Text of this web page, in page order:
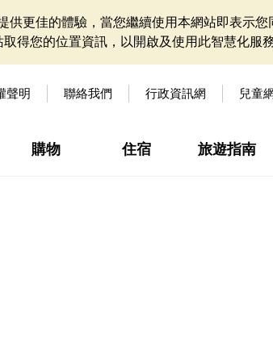
更佳的體驗，當您繼續使用本網站即表示您
得您的位置資訊，以開啟及使用此智慧化服務
聲明 聯絡我們 行政資訊網 兒童
購物 住宿 旅遊指南